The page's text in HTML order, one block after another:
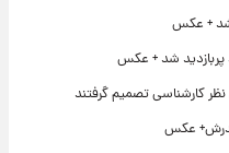
شد + عکس
کارشناسی تصمیم گرفتند
پدرش+ عکس